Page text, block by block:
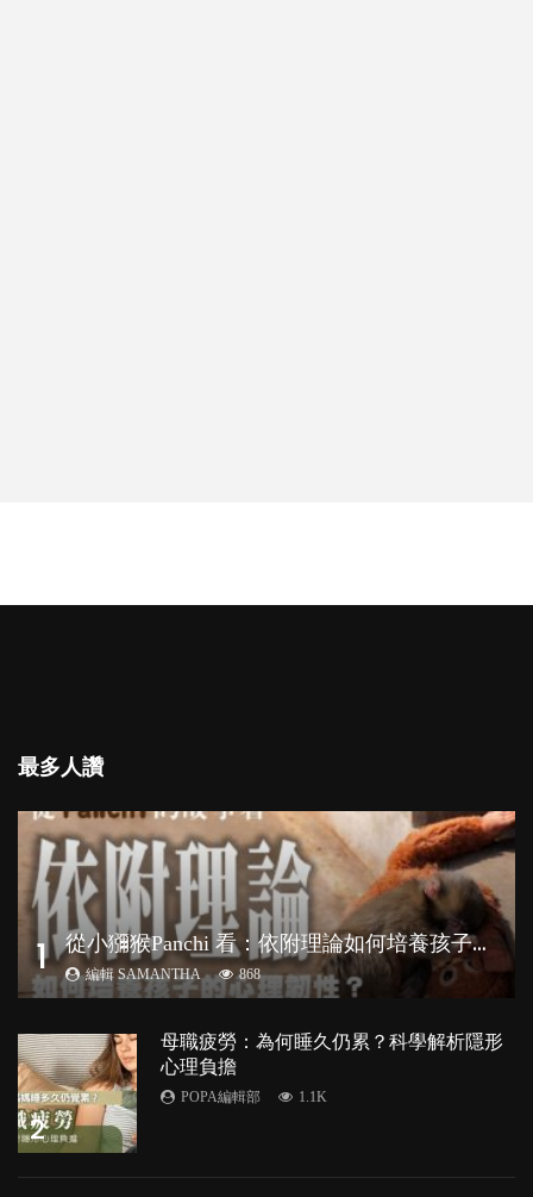
最多人讚
1 從
小獼猴Panchi 看：依附理論如何培養孩子心理韌性？
編輯 SAMANTHA 868
2
母職疲勞：為何睡久仍累？科學解析隱形
心理負擔
POPA編輯部 1.1K